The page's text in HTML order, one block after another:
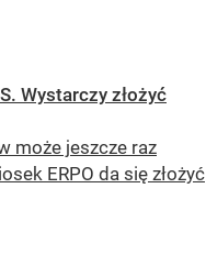
Wystarczy złożyć
może jeszcze raz
ERPO da się złożyć